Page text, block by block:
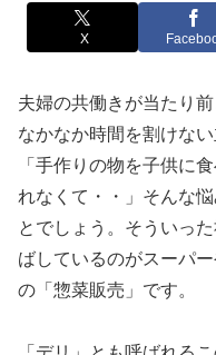
X
夫婦の共働きが当たり
なかなか時間を割けな
「手作りの物を子供に
れなくて・・」そんな
とでしょう。そういっ
ばしているのがスーパ
の「惣菜販売」です。